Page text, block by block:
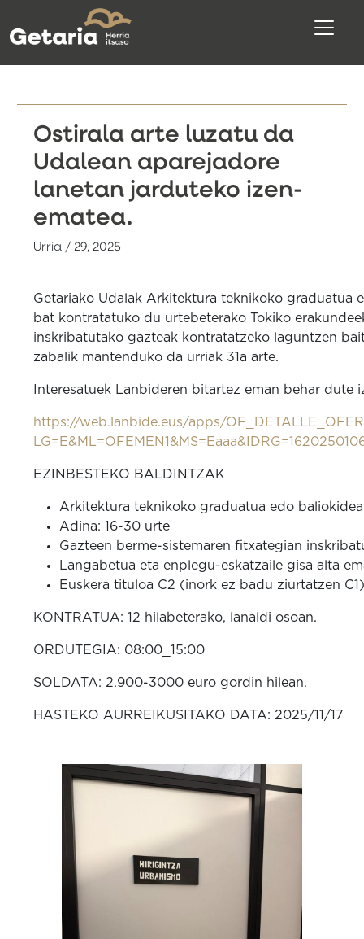
Ostirala arte luzatu da
Udalean aparejadore
lanetan jarduteko izen-
ematea.
Urria / 29, 2025
Getariako Udalak Arkitektura teknikoko graduatua
bat kontratatuko du urtebeterako Tokiko
inskribatutako gazteak kontratatzeko laguntzen
zabalik mantenduko da urriak 31a arte.
Interesatuek Lanbideren bitartez eman behar dute
https://web.lanbide.eus/apps/
EZINBESTEKO BALDINTZAK
Arkitektura teknikoko graduatua edo
Adina: 16-30 urte
Gazteen berme-sistemaren fitxategian
Langabetua eta enplegu-eskatzaile gisa alta
Euskera tituloa C2 (inork ez badu ziurtatzen C1)
KONTRATUA: 12 hilabeterako, lanaldi osoan.
ORDUTEGIA: 08:00_15:00
SOLDATA: 2.900-3000 euro gordin hilean.
HASTEKO AURREIKUSITAKO DATA: 2025/11/17